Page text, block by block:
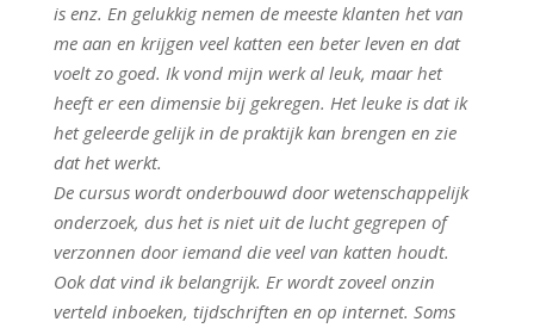
is enz. En gelukkig nemen de meeste klanten het van
me aan en krijgen veel katten een beter leven en dat
voelt zo goed. Ik vond mijn werk al leuk, maar het
heeft er een dimensie bij gekregen. Het leuke is dat ik
het geleerde gelijk in de praktijk kan brengen en zie
dat het werkt.
De cursus wordt onderbouwd door wetenschappelijk
onderzoek, dus het is niet uit de lucht gegrepen of
verzonnen door iemand die veel van katten houdt.
Ook dat vind ik belangrijk. Er wordt zoveel onzin
verteld inboeken, tijdschriften en op internet. Soms